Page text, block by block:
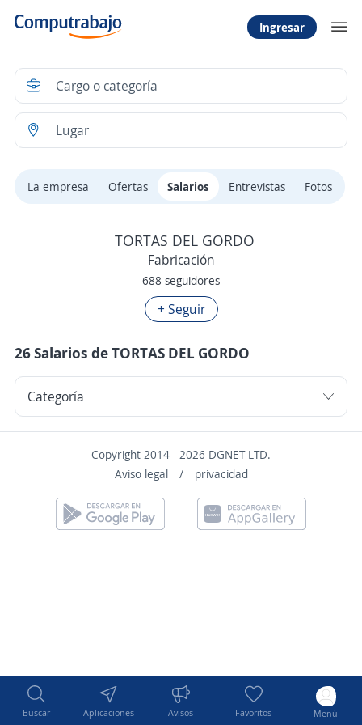
Ingresar
Buscar Aplicaciones Avisos Favoritos Menú
La empresa Ofertas Salarios Entrevistas Fotos
TORTAS DEL GORDO
Fabricación
688 seguidores
+ Seguir
26 Salarios de TORTAS DEL GORDO
Copyright 2014 - 2026 DGNET LTD.
Aviso legal
/ privacidad